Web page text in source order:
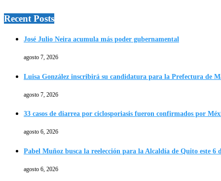
Recent Posts
José Julio Neira acumula más poder gubernamental
agosto 7, 2026
Luisa González inscribirá su candidatura para la Prefectura de
agosto 7, 2026
33 casos de diarrea por ciclosporiasis fueron confirmados por
agosto 6, 2026
Pabel Muñoz busca la reelección para la Alcaldía de Quito este 6
agosto 6, 2026